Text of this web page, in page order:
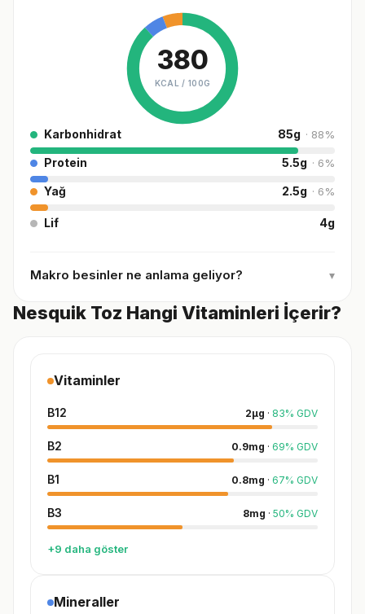
380
KCAL / 100G
Karbonhidrat 85g · 88%
Protein 5.5g · 6%
Yağ 2.5g · 6%
Lif 4g
Makro besinler ne anlama geliyor? ▾
Nesquik Toz Hangi Vitaminleri İçerir?
Vitaminler
B12 2µg · 83% GDV
B2 0.9mg · 69% GDV
B1 0.8mg · 67% GDV
B3 8mg · 50% GDV
+9 daha göster
Mineraller